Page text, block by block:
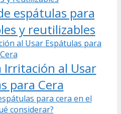
espátulas para
y reutilizables
Irritación al Usar
para Cera